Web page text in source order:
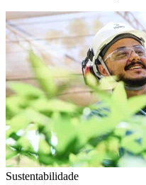
Sustentabilidade